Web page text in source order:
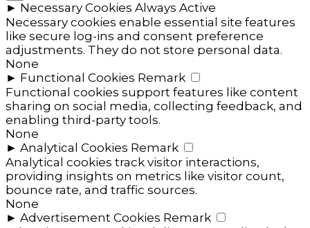
► Necessary Cookies Always Active
Necessary cookies enable essential site features
like secure log-ins and consent preference
adjustments. They do not store personal data.
None
► Functional Cookies Remark
Functional cookies support features like content
sharing on social media, collecting feedback, and
enabling third-party tools.
None
► Analytical Cookies Remark
Analytical cookies track visitor interactions,
providing insights on metrics like visitor count,
bounce rate, and traffic sources.
None
► Advertisement Cookies Remark